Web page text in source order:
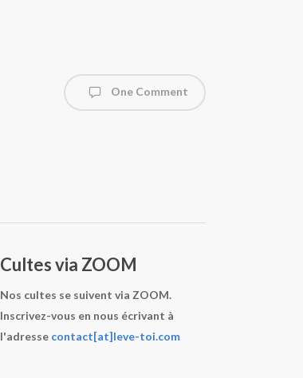
One Comment
Cultes via ZOOM
Nos cultes se suivent via ZOOM.
Inscrivez-vous en nous écrivant à
l'adresse contact[at]leve-toi.com